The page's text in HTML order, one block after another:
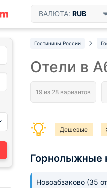
ВАЛЮТА: RUB
Гостиницы России
Отели в
Дешевые
Горнолыжные
Новоабзаково (35